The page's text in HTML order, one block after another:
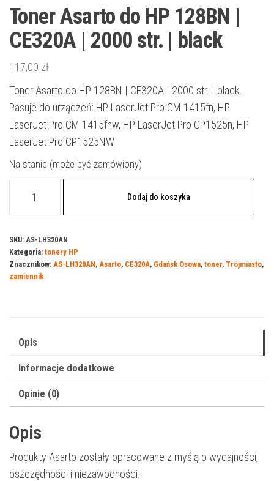
Toner Asarto do HP 128BN |
CE320A | 2000 str. | black
117,00 zł
Toner Asarto do HP 128BN | CE320A | 2000 str. | black.
Pasuje do urządzeń: HP LaserJet Pro CM 1415fn, HP
LaserJet Pro CM 1415fnw, HP LaserJet Pro CP1525n, HP
LaserJet Pro CP1525NW
Na stanie (może być zamówiony)
do
HP
128BN
2000
black
Dodaj do koszyka
SKU: AS-LH320AN
Kategoria: tonery HP
Znaczników: AS-LH320AN, Asarto, CE320A, Gdańsk Osowa, toner, Trójmiasto,
zamiennik
Opis
Informacje dodatkowe
Opinie (0)
Opis
Produkty Asarto zostały opracowane z myślą o wydajności,
oszczędności i niezawodności.